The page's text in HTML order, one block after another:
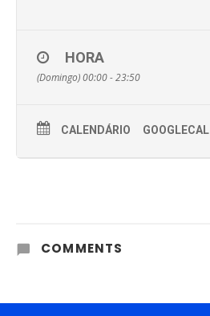
HORA
(Domingo) 00:00 - 23:50
CALENDÁRIO GOOGLECAL
COMMENTS